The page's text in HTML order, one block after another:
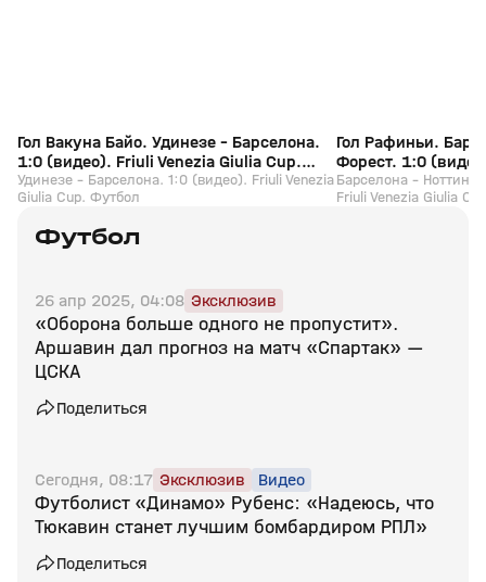
Гол Вакуна Байо. Удинезе - Барселона.
1:0 (видео). Friuli Venezia Giulia Cup.
Футбол
Удинезе - Барселона. 1:0 (видео). Friuli Venezia
Giulia Cup. Футбол
Гол Рафиньи.
Форест. 1:0
Cup. Футбол
Барселона -
Friuli Venezia Giulia
Футбол
26 апр 2025, 04:08 Эксклюзив
«Оборона больше одного не пропустит».
Аршавин дал прогноз на матч «Спартак» —
ЦСКА
Поделиться
Сегодня, 08:17 Эксклюзив Видео
Футболист «Динамо» Рубенс: «Надеюсь, что
Тюкавин станет лучшим бомбардиром РПЛ»
Поделиться